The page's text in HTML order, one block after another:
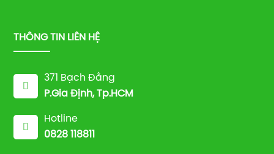
THÔNG TIN LIÊN HỆ
371 Bạch Đằng
P.Gia Định, Tp.HCM
Hotline
0828 118811